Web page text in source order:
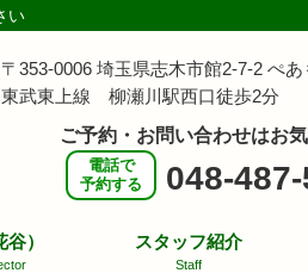
い
〒353-0006 埼玉県志木市館2-7-2 ぺ
東武東上線 柳瀬川駅西口徒歩2分
ご予約・お問い合わせはお
電話で
予約する
048-
） スタッフ紹介
Staff